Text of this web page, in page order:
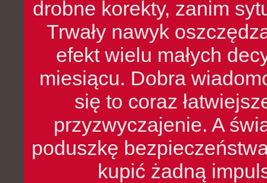
drobne korekty, zanim
Trwały nawyk
efekt wielu małych
miesiącu. Dobra
się to coraz
przyzwyczajenie. A
poduszkę
kupić żadną